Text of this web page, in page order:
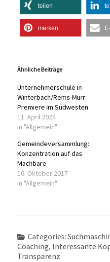
teilen
merken
Ähnliche Beiträge
Unternehmerschule in
Winterbach/Rems-Murr:
Premiere im Südwesten
11. April 2024
In "Allgemein"
Gemeindeversammlung:
Konzentration auf das
Machbare
16. Oktober 2017
In "Allgemein"
Categories:
Coaching, Interessante
Transparenz